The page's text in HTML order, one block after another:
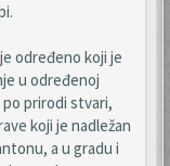
određeno koji je
u određenoj
prirodi stvari,
koji je nadležan
a u gradu i